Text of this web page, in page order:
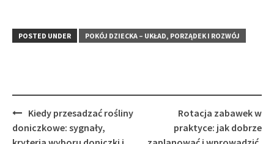
POSTED UNDER POKÓJ DZIECKA – UKŁAD, PORZĄDEK I ROZWÓJ
Post
navigation
Kiedy przesadzać rośliny
doniczkowe: sygnały,
Rotacja zabawek w
praktyce: jak dobrze